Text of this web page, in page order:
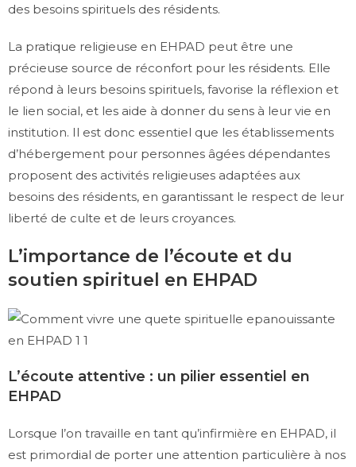
des besoins spirituels des résidents.
La pratique religieuse en EHPAD peut être une
précieuse source de réconfort pour les résidents. Elle
répond à leurs besoins spirituels, favorise la réflexion et
le lien social, et les aide à donner du sens à leur vie en
institution. Il est donc essentiel que les établissements
d’hébergement pour personnes âgées dépendantes
proposent des activités religieuses adaptées aux
besoins des résidents, en garantissant le respect de leur
liberté de culte et de leurs croyances.
L’importance de l’écoute et du
soutien spirituel en EHPAD
L’écoute attentive : un pilier essentiel en
EHPAD
Lorsque l’on travaille en tant qu’infirmière en EHPAD, il
est primordial de porter une attention particulière à nos